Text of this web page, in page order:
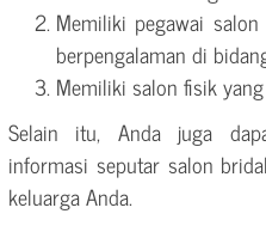
Memiliki pegawai
berpengalaman di
Memiliki salon fisik
Selain itu, Anda juga
informasi seputar salon
keluarga Anda.